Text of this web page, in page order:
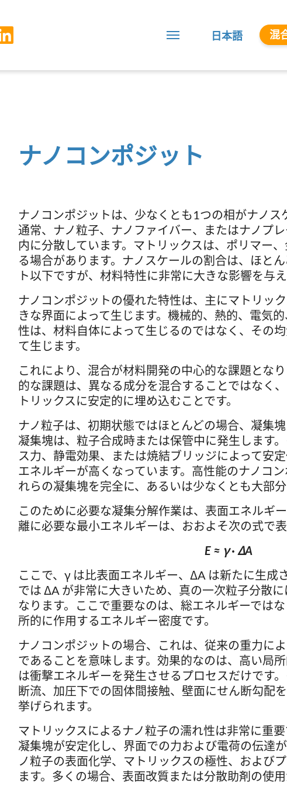
日本語 混
ナノコンポジット
ナノコンポジットは、少なくとも1つの相がナノス
通常、ナノ粒子、ナノファイバー、またはナノプ
内に分散しています。マトリックスは、ポリマー
る場合があります。ナノスケールの割合は、ほと
ト以下ですが、材料特性に非常に大きな影響を与え
ナノコンポジットの優れた特性は、主にマトリッ
きな界面によって生じます。機械的、熱的、電気
性は、材料自体によって生じるのではなく、その
て生じます。
これにより、混合が材料開発の中心的な課題とな
的な課題は、異なる成分を混合することではなく
トリックスに安定的に埋め込むことです。
ナノ粒子は、初期状態ではほとんどの場合、凝集
凝集塊は、粒子合成時または保管中に発生します
ス力、静電効果、または焼結ブリッジによって安
エネルギーが高くなっています。高性能のナノコ
れらの凝集塊を完全に、あるいは少なくとも大部
このために必要な凝集分解作業は、表面エネルギ
離に必要な最小エネルギーは、おおよそ次の式で表
E ≈ γ · ΔA
ここで、γ は比表面エネルギー、ΔA は新たに生成
では ΔA が非常に大きいため、真の一次粒子分散
なります。ここで重要なのは、総エネルギーでは
所的に作用するエネルギー密度です。
ナノコンポジットの場合、これは、従来の重力に
であることを意味します。効果的なのは、高い局
は衝撃エネルギーを発生させるプロセスだけです
断流、加圧下での固体間接触、壁面にせん断勾配
挙げられます。
マトリックスによるナノ粒子の濡れ性は非常に重要
凝集塊が安定化し、界面での力および電荷の伝達
ノ粒子の表面化学、マトリックスの極性、および
ます。多くの場合、表面改質または分散助剤の使用